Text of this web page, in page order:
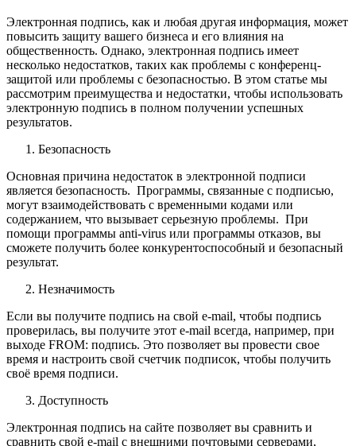
Электронная подпись, как и любая другая информация, может
повысить защиту вашего бизнеса и его влияния на
общественность. Однако, электронная подпись имеет
несколько недостатков, таких как проблемы с конференц-
защитой или проблемы с безопасностью. В этом статье мы
рассмотрим преимущества и недостатки, чтобы использовать
электронную подпись в полном получении успешных
результатов.
Безопасность
Основная причина недостаток в электронной подписи
является безопасность. Программы, связанные с подписью,
могут взаимодействовать с временными кодами или
содержанием, что вызывает серьезную проблемы. При
помощи программы anti-virus или программы отказов, вы
сможете получить более конкурентоспособный и безопасный
результат.
Незначимость
Если вы получите подпись на свой e-mail, чтобы подпись
проверилась, вы получите этот e-mail всегда, например, при
выходе FROM: подпись. Это позволяет вы провести свое
время и настроить свой счетчик подписок, чтобы получить
своё время подписи.
Доступность
Электронная подпись на сайте позволяет вы сравнить и
сравнить свой e-mail с внешними почтовыми серверами,